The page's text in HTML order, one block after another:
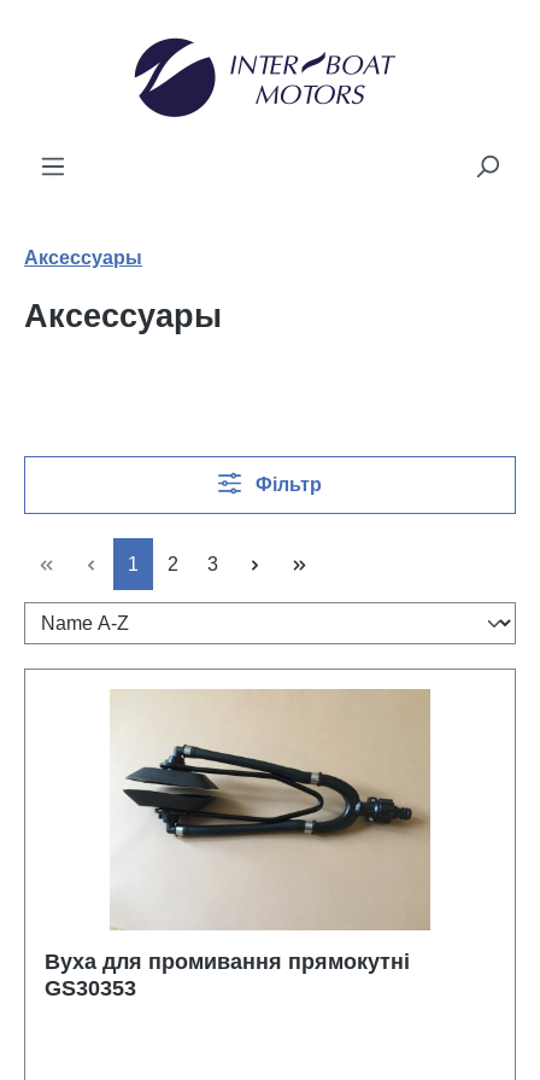
Аксессуары
Аксессуары
Фільтр
Сторінка
1 Сторінка
2 Сторінка
3
Вуха для промивання прямокутні
GS30353